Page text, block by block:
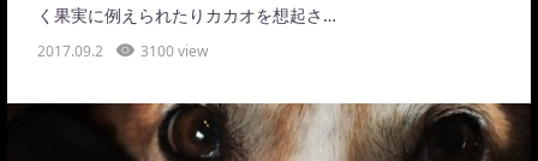
く果実に例えられたりカカオを想起さ…
2017.09.2 3100 view